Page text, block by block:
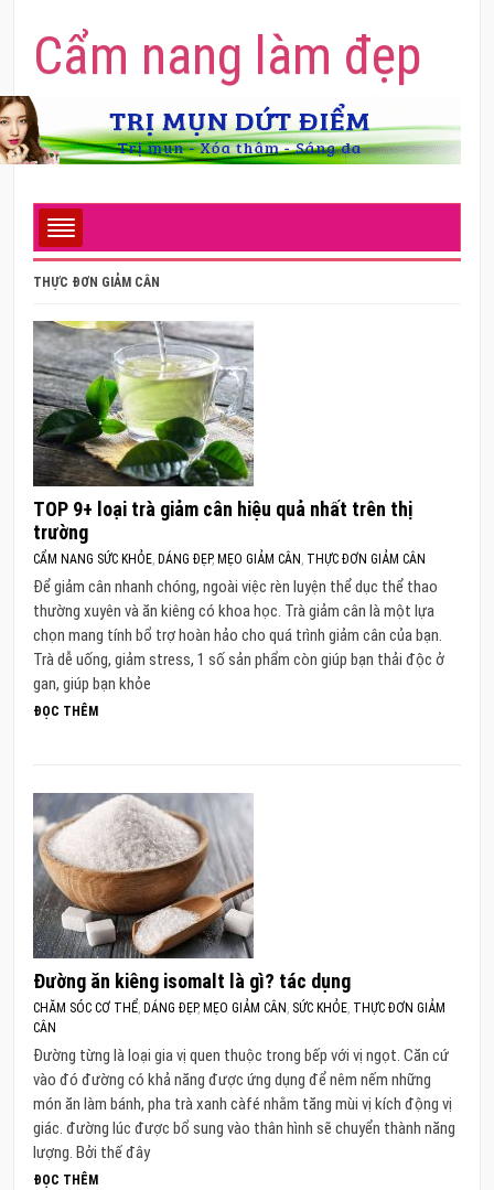
Cẩm nang làm đẹp
THỰC ĐƠN GIẢM CÂN
TOP 9+ loại trà giảm cân hiệu quả nhất trên thị
trường
CẨM NANG SỨC KHỎE, DÁNG ĐẸP, MẸO GIẢM CÂN , THỰC ĐƠN GIẢM CÂN
Để giảm cân nhanh chóng, ngoài việc rèn luyện thể dục thể thao
thường xuyên và ăn kiêng có khoa học. Trà giảm cân là một lựa
chọn mang tính bổ trợ hoàn hảo cho quá trình giảm cân của bạn.
Trà dễ uống, giảm stress, 1 số sản phẩm còn giúp bạn thải độc ở
gan, giúp bạn khỏe
ĐỌC THÊM
Đường ăn kiêng isomalt là gì? tác dụng
CHĂM SÓC CƠ THỂ, DÁNG ĐẸP, MẸO GIẢM CÂN , SỨC KHỎE, THỰC ĐƠN GIẢM
CÂN
Đường từng là loại gia vị quen thuộc trong bếp với vị ngọt. Căn cứ
vào đó đường có khả năng được ứng dụng để nêm nếm những
món ăn làm bánh, pha trà xanh càfé nhằm tăng mùi vị kích động vị
giác. đường lúc được bổ sung vào thân hình sẽ chuyển thành năng
lượng. Bởi thế đây
ĐỌC THÊM